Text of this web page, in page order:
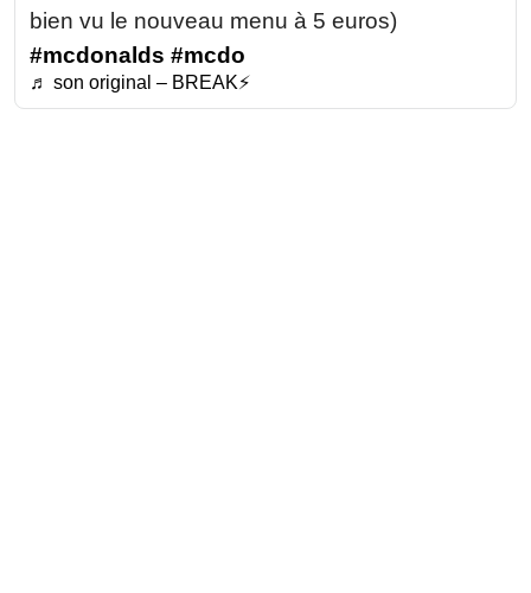
bien vu le nouveau menu à 5 euros)
#mcdonalds #mcdo
♬ son original – BREAK⚡️